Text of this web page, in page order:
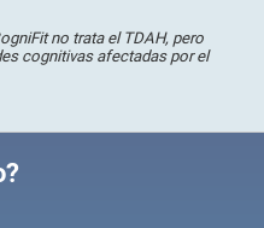
no trata el TDAH, pero
cognitivas afectadas por el